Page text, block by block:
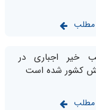
مطلب
خیر اجباری در
کشور شده است
مطلب